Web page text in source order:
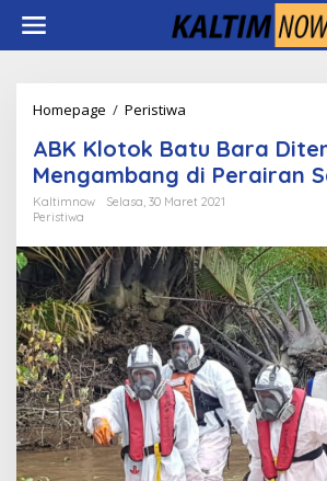
konten
Homepage / Peristiwa
Batu
Bara
Ditemukan
Mengambang
Perairan
Saliki
ABK Klotok Batu Bara
Mengambang di Perairan
Kaltimnow
Selasa, 30 Maret 2021
Peristiwa